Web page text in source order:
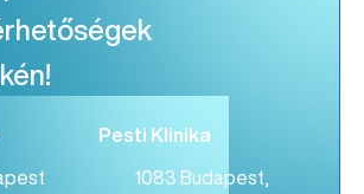
Pesti Klinika
1083 Budapest,